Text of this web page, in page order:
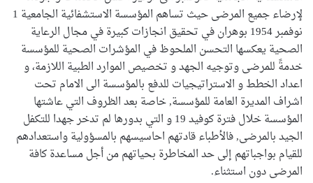
لإرضاء جميع المرضى
حيث تساهم المؤسسة الاستشفائية الجامعية 1
نوفمبر 1954 بوهران في تحقيق انجازات كبيرة في مجال الرعاية
الصحية يعكسها التحسن الملحوظ في المؤشرات الصحية للمؤسسة
خدمةً للمرضى وتوجيه الجهد و تخصيص الموارد الطبية اللازمة، و
اعداد الخطط و الاستراتيجيات للدفع بالمؤسسة الى الامام تحت
اشراف المديرة العامة للمؤسسة, خاصة بعد الظروف التي عاشتها
المؤسسة خلال فترة كوفيد 19 و التي بدورها لم تدخر جهدا للتكفل
الجيد بالمرضى, فالأطباء قادتهم احاسيسهم بالمسؤولية واستعدادهم
للقيام بواجباتهم إلى حد المخاطرة بحياتهم من أجل مساعدة كافة
المرضى دون استثناء.